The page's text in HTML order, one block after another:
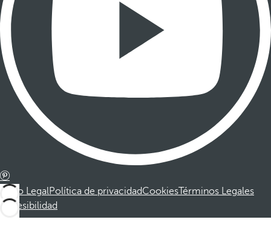
Aviso LegalPolítica de privacidadCookiesTérminos Legales
Accesibilidad